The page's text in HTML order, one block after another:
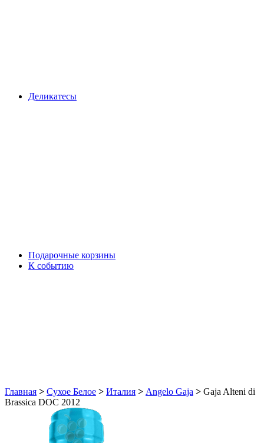
Деликатесы
Подарочные корзины
К событию
Главная > Сухое Белое > Италия > Angelo Gaja > Gaja Alteni di
Brassica DOC 2012